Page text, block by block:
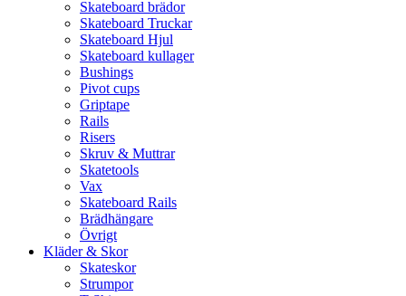
Skateboard brädor
Skateboard Truckar
Skateboard Hjul
Skateboard kullager
Bushings
Pivot cups
Griptape
Rails
Risers
Skruv & Muttrar
Skatetools
Vax
Skateboard Rails
Brädhängare
Övrigt
Kläder & Skor
Skateskor
Strumpor